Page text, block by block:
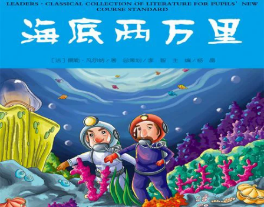
居家生活 3C家電 運動休閒 親子玩具
女裝 男裝 化妝保養 情趣用品
日本購物 電子/紙本書
HOT